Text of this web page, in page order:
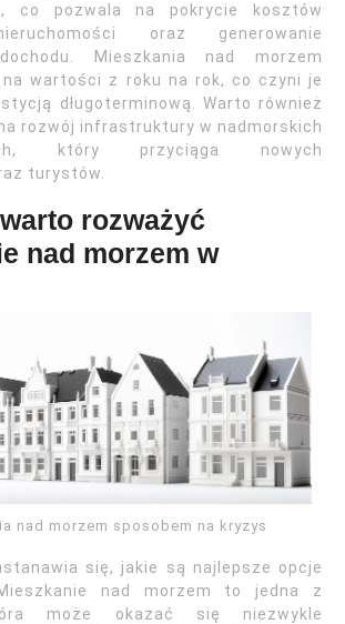
co pozwala na pokrycie kosztów
oraz generowanie
Mieszkania nad morzem
wartości z roku na rok, co czyni je
długoterminową. Warto również
rozwój infrastruktury w nadmorskich
który przyciąga nowych
turystów.
rozważyć
nad morzem w
nad morzem sposobem na kryzys
się, jakie są najlepsze opcje
nad morzem to jedna z
może okazać się niezwykle